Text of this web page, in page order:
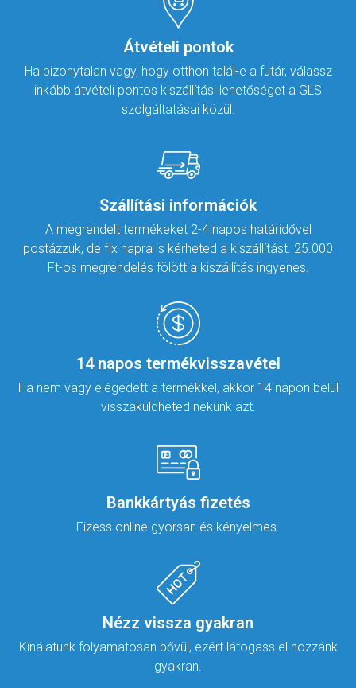
Átvételi pontok
Ha bizonytalan vagy, hogy otthon talál-e a futár, válassz
inkább átvételi pontos kiszállítási lehetőséget a GLS
szolgáltatásai közül.
Szállítási információk
A megrendelt termékeket 2-4 napos határidővel
postázzuk, de fix napra is kérheted a kiszállítást. 25.000
Ft-os megrendelés fölött a kiszállítás ingyenes.
14 napos termékvisszavétel
Ha nem vagy elégedett a termékkel, akkor 14 napon belül
visszaküldheted nekünk azt.
Bankkártyás fizetés
Fizess online gyorsan és kényelmes.
Nézz vissza gyakran
Kínálatunk folyamatosan bővül, ezért látogass el hozzánk
gyakran.